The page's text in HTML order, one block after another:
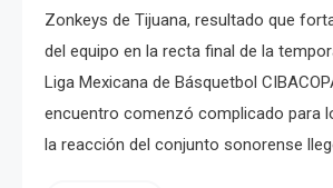
Zonkeys de Tijuana, resultado que
del equipo en la recta final de la
Liga Mexicana de Básquetbol
encuentro comenzó complicado para
la reacción del conjunto sonorense